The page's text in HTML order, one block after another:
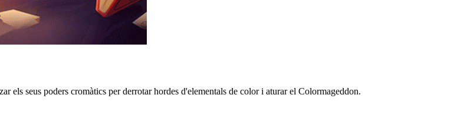
seus poders cromàtics per derrotar hordes d'elementals de color i aturar el Colormageddon.